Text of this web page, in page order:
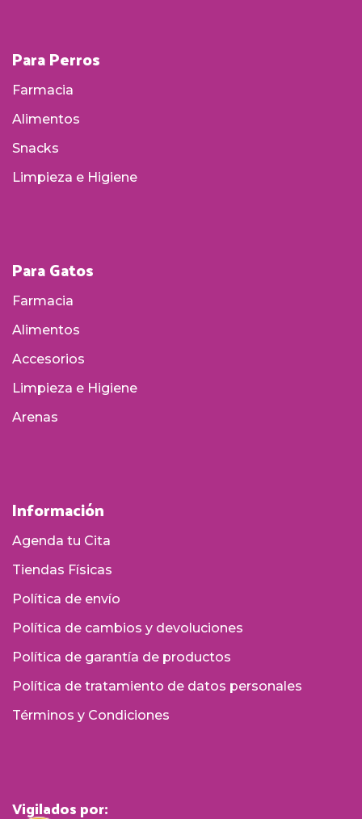
Para Perros
Farmacia
Alimentos
Snacks
Limpieza e Higiene
Para Gatos
Farmacia
Alimentos
Accesorios
Limpieza e Higiene
Arenas
Información
Agenda tu Cita
Tiendas Físicas
Política de envío
Política de cambios y devoluciones
Política de garantía de productos
Política de tratamiento de datos personales
Términos y Condiciones
Vigilados por: